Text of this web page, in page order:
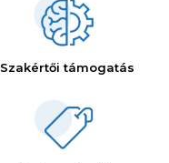
Szakértői támogatás